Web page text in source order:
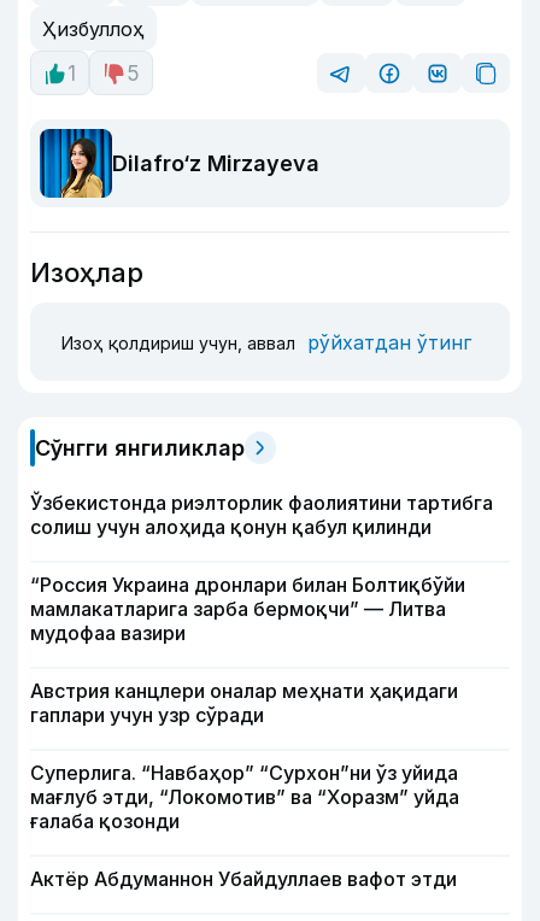
Ҳизбуллоҳ
1
5
Dilafro‘z Mirzayeva
Изоҳлар
Изоҳ қолдириш учун, аввал рўйхатдан ўтинг
Сўнгги янгиликлар
Ўзбекистонда риэлторлик фаолиятини тартибга
солиш учун алоҳида қонун қабул қилинди
“Россия Украина дронлари билан Болтиқбўйи
мамлакатларига зарба бермоқчи” — Литва
мудофаа вазири
Австрия канцлери оналар меҳнати ҳақидаги
гаплари учун узр сўради
Суперлига. “Навбаҳор” “Сурхон”ни ўз уйида
мағлуб этди, “Локомотив” ва “Хоразм” уйда
ғалаба қозонди
Актёр Абду­маннон Убайдуллаев вафот этди